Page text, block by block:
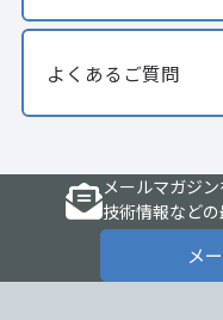
よくあるご質問
メールマガジ
技術情報などの
メ